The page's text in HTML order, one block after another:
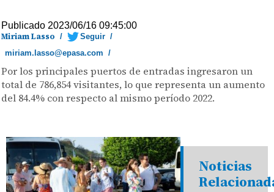
Publicado 2023/06/16 09:45:00
Miriam Lasso / Seguir /
miriam.lasso@epasa.com /
Por los principales puertos de entradas ingresaron un
total de 786,854 visitantes, lo que representa un aumento
del 84.4% con respecto al mismo período 2022.
Noticias